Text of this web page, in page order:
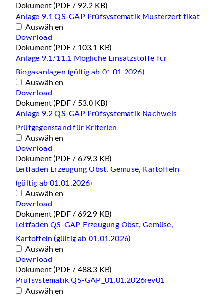
Dokument (PDF / 92.2 KB)
Anlage 9.1 QS-GAP Prüfsystematik Musterzertifikat
Auswählen
Download
Dokument (PDF / 103.1 KB)
Anlage 9.1/11.1 Mögliche Einsatzstoffe für
Biogasanlagen (gültig ab 01.01.2026)
Auswählen
Download
Dokument (PDF / 53.0 KB)
Anlage 9.2 QS-GAP Prüfsystematik Nachweis
Prüfgegenstand für Kriterien
Auswählen
Download
Dokument (PDF / 679.3 KB)
Leitfaden Erzeugung Obst, Gemüse, Kartoffeln
(gültig ab 01.01.2026)
Auswählen
Download
Dokument (PDF / 692.9 KB)
Leitfaden QS-GAP Erzeugung Obst, Gemüse,
Kartoffeln (gültig ab 01.01.2026)
Auswählen
Download
Dokument (PDF / 488.3 KB)
Prüfsystematik QS-GAP_01.01.2026rev01
Auswählen